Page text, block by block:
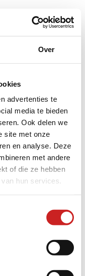
Over
advertenties te
media te bieden
Ook delen we
site met onze
en analyse. Deze
met andere
of die ze hebben
hun services.
for more